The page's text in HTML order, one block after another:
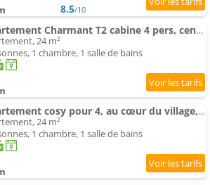
8.5/10
Appartement Charmant T2 cabine 4 pers, centre-village, proche pistes et commerces, balcon sud, piscine l'été -
24 m²
1 chambre, 1 salle de bains
Appartement cosy pour 4, au cœur du village, proche des pistes et avec piscine estivale - FR-1-342-1
24 m²
1 chambre, 1 salle de bains